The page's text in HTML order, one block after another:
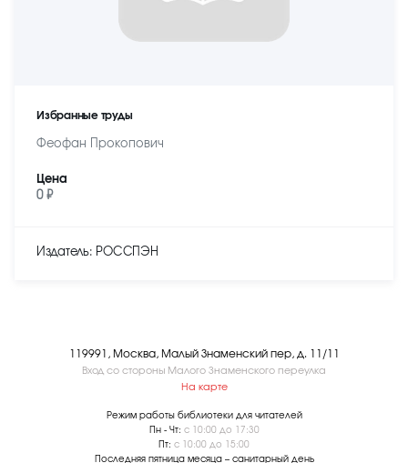
Избранные труды
Феофан Прокопович
Цена
0 ₽
Издатель: РОССПЭН
119991, Москва, Малый Знаменский пер, д. 11/11
Вход со стороны Малого Знаменского переулка
На карте
Режим работы библиотеки для читателей
Пн - Чт: с 10:00 до 17:30
Пт: с 10:00 до 15:00
Последняя пятница месяца – санитарный день